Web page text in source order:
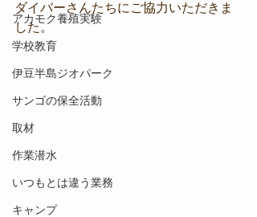
アカモク養殖実験
学校教育
伊豆半島ジオパーク
サンゴの保全活動
取材
作業潜水
いつもとは違う業務
キャンプ
ダイバーさんたちにご協力いただきま
した。